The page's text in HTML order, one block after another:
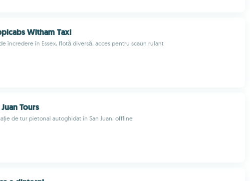
Witham Taxi
încredere în Essex, flotă diversă, acces pentru scaun rulant
Juan Tours
de tur pietonal autoghidat în San Juan, offline